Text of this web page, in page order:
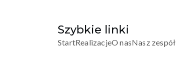
Szybkie linki
StartRealizacjeO nasNasz zespół